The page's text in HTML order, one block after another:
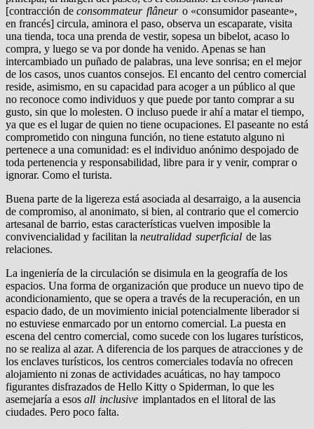
[contracción de consommateur flâneur o «consumidor pa­seante»,
en francés] circula, aminora el paso, observa un escaparate, visita
una tienda, toca una prenda de vestir, sope­sa un bibelot, acaso lo
compra, y luego se va por donde ha veni­do. Apenas se han
intercambiado un puñado de palabras, una leve sonrisa; en el mejor
de los casos, unos cuantos consejos. El encanto del centro comercial
reside, asimismo, en su capacidad para acoger a un público al que
no reconoce como individuos y que puede por tanto comprar a su
gusto, sin que lo molesten. O incluso puede ir ahí a matar el tiempo,
ya que es el lugar de quien no tiene ocupaciones. El paseante no está
comprometi­do con ninguna función, no tiene estatuto alguno ni
pertene­ce a una comunidad: es el individuo anónimo despojado de
toda pertenencia y responsabilidad, libre para ir y venir, comprar o
ignorar. Como el turista.
Buena parte de la ligereza está asociada al desarraigo, a la au­sencia
de compromiso, al anonimato, si bien, al contrario que el comercio
artesanal de barrio, estas características vuelven im­posible la
convivencialidad y facilitan la neutralidad superficial de las
relaciones.
La ingeniería de la circulación se disimula en la geografía de los
espacios. Una forma de organización que produce un nuevo tipo de
acondicionamiento, que se opera a través de la recupe­ración, en un
espacio dado, de un movimiento inicial potencial­mente liberador si
no estuviese enmarcado por un entorno comercial. La puesta en
escena del centro comercial, como sucede con los lugares turísticos,
no se realiza al azar. A diferencia de los parques de atracciones y de
los enclaves turísticos, los cen­tros comerciales todavía no ofrecen
alojamiento ni zonas de ac­tividades acuáticas, no hay tampoco
figurantes disfrazados de Hello Kitty o Spiderman, lo que les
asemejaría a esos all inclusive implantados en el litoral de las
ciudades. Pero poco falta.